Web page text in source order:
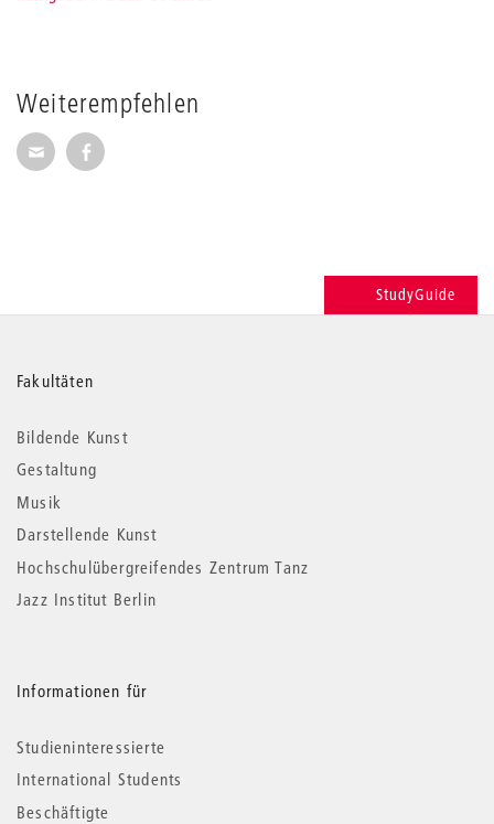
Weiterempfehlen
Seite per E-Mail weiterempfehlen
Seite auf Facebook weiterempfehlen
StudyGuide
Weitere
Informationen
Fakultäten
Bildende Kunst
Gestaltung
Musik
Darstellende Kunst
Hochschulübergreifendes Zentrum Tanz
Jazz Institut Berlin
Informationen für
Studieninteressierte
International Students
Beschäftigte